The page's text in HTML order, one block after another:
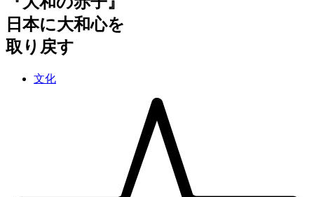
日本に大和心を
取り戻す
文化